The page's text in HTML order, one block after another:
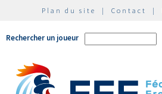
Plan du site | Contact |
Rechercher un joueur